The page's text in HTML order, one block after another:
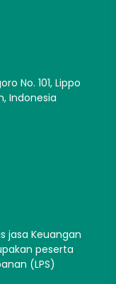
No. 101, Lippo
Indonesia
jasa Keuangan
peserta
(LPS)